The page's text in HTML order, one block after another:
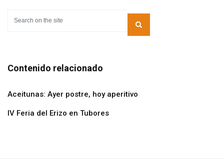
Contenido relacionado
Aceitunas: Ayer postre, hoy aperitivo
IV Feria del Erizo en Tubores